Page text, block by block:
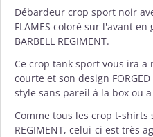
Débardeur crop sport noir
FLAMES coloré sur l'avant
BARBELL REGIMENT.
Ce crop tank sport vous ira a
courte et son design
style sans pareil à la box ou
Comme tous les crop t-shirts
REGIMENT, celui-ci est très